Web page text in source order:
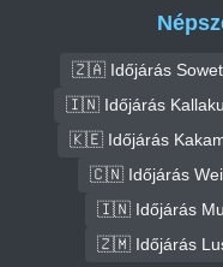
🇿🇦 Időjárás
🇮🇳 Időjárás
🇰🇪 Időjárás
🇨🇳 Időjárás
🇮🇳 Időjárás
🇿🇲 Időjárás